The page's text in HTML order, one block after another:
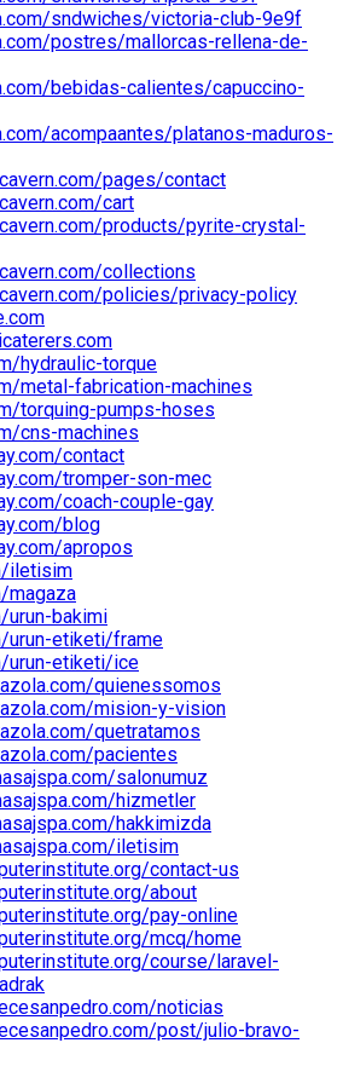
sndwiches/victoria-club-9e9f
postres/mallorcas-rellena-de-
bebidas-calientes/capuccino-
acompaantes/platanos-maduros-
pages/contact
cart
products/pyrite-crystal-
collections
policies/privacy-policy
hydraulic-torque
metal-fabrication-machines
torquing-pumps-hoses
cns-machines
contact
tromper-son-mec
coach-couple-gay
blog
apropos
iletisim
magaza
bakimi
urun-etiketi/frame
urun-etiketi/ice
quienessomos
mision-y-vision
quetratamos
pacientes
salonumuz
hizmetler
hakkimizda
iletisim
contact-us
about
pay-online
mcq/home
course/laravel-
noticias
post/julio-bravo-